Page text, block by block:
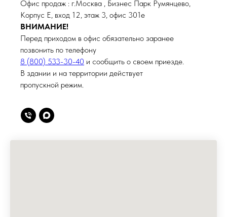
Офис продаж : г.Москва , Бизнес Парк Румянцево,
Корпус Е, вход 12, этаж 3, офис 301е
ВНИМАНИЕ!
Перед приходом в офис обязательно заранее
позвонить по телефону
8 (800) 533-30-40 и сообщить о своем приезде.
В здании и на территории действует
пропускной режим.